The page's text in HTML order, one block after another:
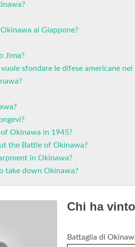
al Giappone?
Jima?
sfondare le difese americane nel
Okinawa in 1945?
the Battle of Okinawa?
in Okinawa?
take down Okinawa?
Chi ha
Battaglia di